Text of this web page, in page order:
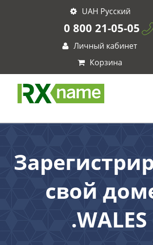
UAH Русский
0 800 21-05-05
Личный кабинет
Корзина
свой
.WALES